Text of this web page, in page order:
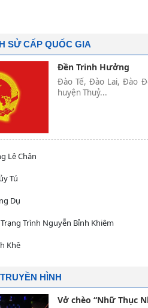
SỬ CẤP QUỐC GIA
Đền Trinh Hưởng
Đào Tế, Đào Lai, Đào
huyện Thuỷ...
Lê Chân
Tú
Dụ
Trình Nguyễn Bỉnh Khiêm
Khê
HÌNH
Vở chèo “Nhữ Thục